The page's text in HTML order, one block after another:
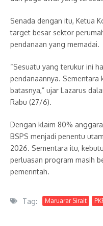
Senada dengan itu, Ketua
target besar sektor
pendanaan yang memadai.
“Sesuatu yang terukur ini
pendanaannya. Sementara
batasnya,” ujar Lazarus
Rabu (27/6).
Dengan klaim 80%
BSPS menjadi penentu
2026. Sementara itu,
perluasan program masih
pemerintah.
Tag: Maruarar Sirait